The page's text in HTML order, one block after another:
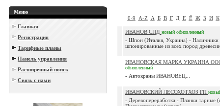
Меню
Главная
Регистрация
Тарифные планы
Панель управления
Расширенный поиск
Связь с нами
0-9 A-Z А Б В Г Д Е Ё Ж З И К
ИВАНОВ СПД новый обновленный
- Шпон (Италия, Украина) - Наличники
шпонированные из всех пород
ИВАНОВСКАЯ МАРКА УКРАИНА
обновленный
- Автокраны ИВАНОВЕЦ...
ИВАНОВСКИЙ ЛЕСОХОТХОЗ ГП
- Деревопереработка - Планки тарные